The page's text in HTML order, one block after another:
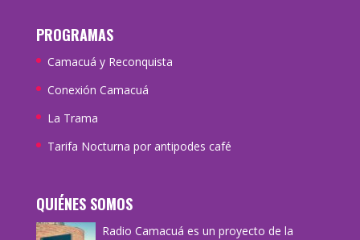
PROGRAMAS
Camacuá y Reconquista
Conexión Camacuá
La Trama
Tarifa Nocturna por antipodes café
QUIÉNES SOMOS
Radio Camacuá es un proyecto de la